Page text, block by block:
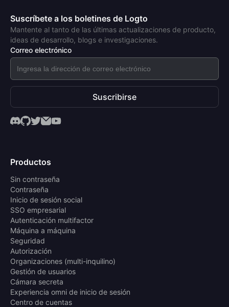
Suscríbete a los boletines de Logto
Mantente al tanto de las últimas actualizaciones de producto,
ideas de desarrollo, blogs e investigaciones.
Correo electrónico
Suscribirse
Productos
Sin contraseña
Contraseña
Inicio de sesión social
SSO empresarial
Autenticación multifactor
Máquina a máquina
Seguridad
Autorización
Organizaciones (multi-inquilino)
Gestión de usuarios
Cámara secreta
Experiencia omni de inicio de sesión
Centro de cuentas